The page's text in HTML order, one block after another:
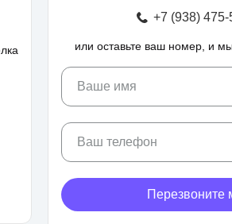
+7 (938) 475-
или оставьте ваш номер, и
Ваше имя
Ваш телефон
Перезвоните